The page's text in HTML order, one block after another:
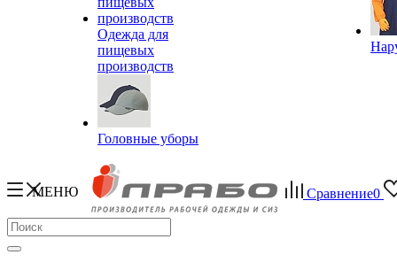
Одежда для
пищевых
производств
Головные уборы
МЕНЮ Сравнение0